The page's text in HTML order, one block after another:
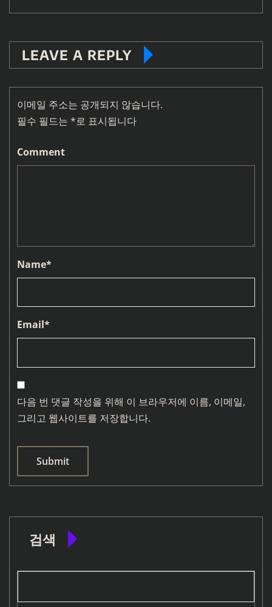
LEAVE A REPLY
이메일 주소는 공개되지 않습니다.
필수 필드는 *로 표시됩니다
Comment
Name*
Email*
다음 번 댓글 작성을 위해 이 브라우저에 이름, 이메일,
그리고 웹사이트를 저장합니다.
검색